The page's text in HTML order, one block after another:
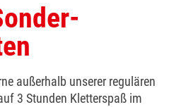
außerhalb unserer regulären
3 Stunden Kletterspaß im